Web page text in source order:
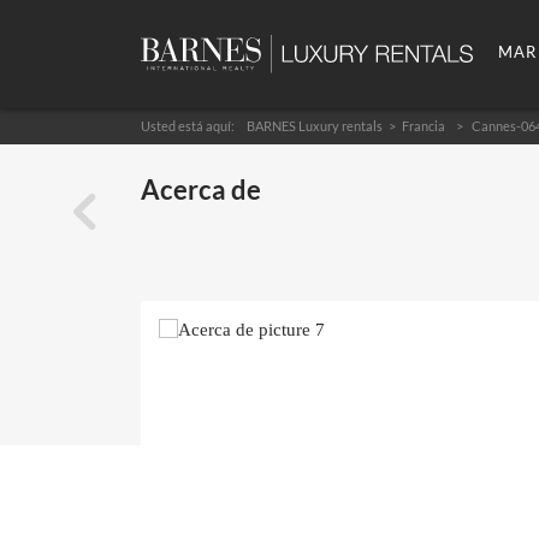
MAR
Usted está aquí: BARNES Luxury rentals Francia Cannes-
Acerca de